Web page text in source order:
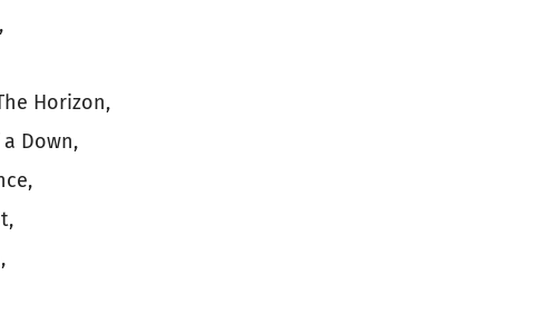
Horizon,
Down,